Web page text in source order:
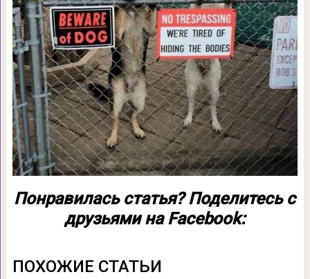
Понравилась статья? Поделитесь с
друзьями на Facebook:
ПОХОЖИЕ СТАТЬИ